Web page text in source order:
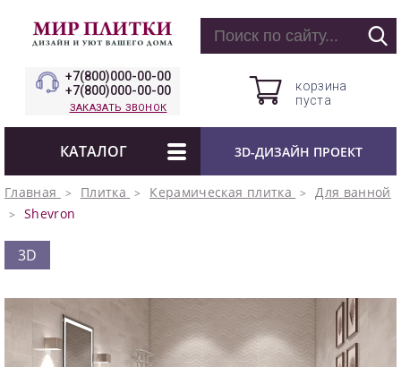
+7(800)000-00-00
+7(800)000-00-00
ЗАКАЗАТЬ ЗВОНОК
корзина
пуста
КАТАЛОГ 3D-ДИЗАЙН ПРОЕКТ
Главная Плитка Керамическая плитка
Для ванной
Shevron
3D